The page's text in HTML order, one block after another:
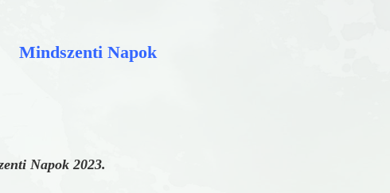
Mindszenti Napok
Napok 2023.